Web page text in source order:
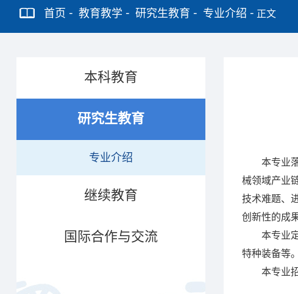
首页 教育教学 研究生教育 专业介绍 正文
本专业落
械领域产业
技术难题、
创新性的成
本专业定
特种装备等。
本专业招
本科教育
研究生教育
专业介绍
继续教育
国际合作与交流